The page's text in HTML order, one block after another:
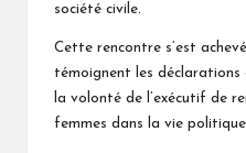
société civile.
Cette rencontre s’est
témoignent les déclarations
la volonté de l’exécutif de
femmes dans la vie